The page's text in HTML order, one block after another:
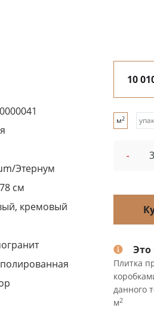
Этернум
см
кремовый
10
м2
-
Плитка
данного
м2